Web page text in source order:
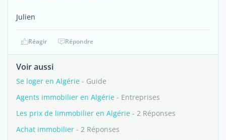
Julien
Réagir Répondre
Voir aussi
Se loger en Algérie - Guide
Agents immobilier en Algérie - Entreprises
Les prix de limmobilier en Algérie - 2 Réponses
Achat immobilier - 2 Réponses